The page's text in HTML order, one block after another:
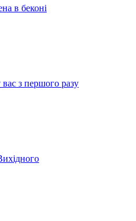
в беконі
з першого разу